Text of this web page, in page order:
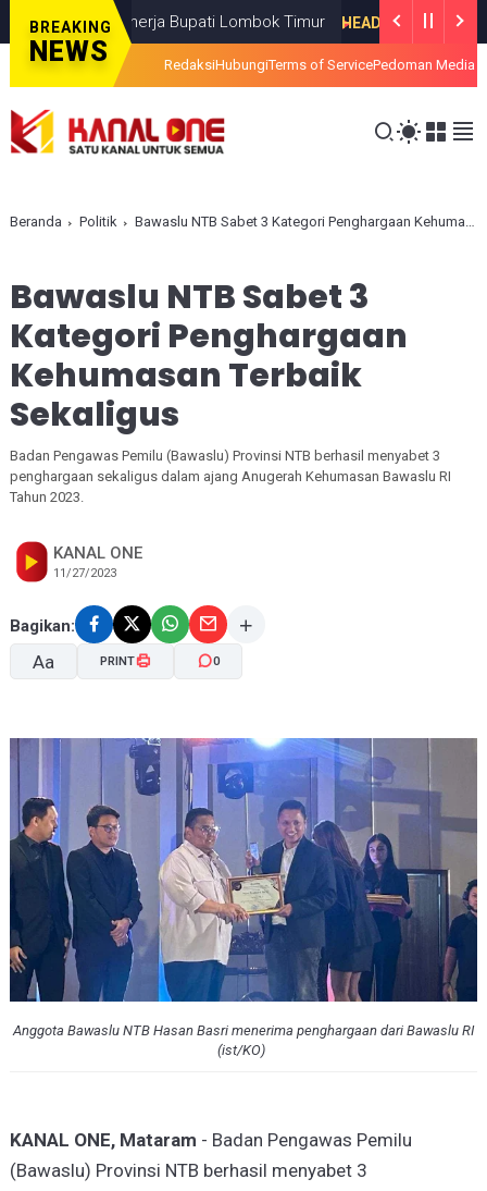
BREAKING
NEWS
Kinerja Bupati Lombok Timur HEADLINE JULY 08, 2026
RedaksiHubungiTerms of ServicePedoman Media
Beranda Politik Bawaslu NTB Sabet 3 Kategori Penghargaan Kehumasan Terbaik Sekaligus
Bawaslu NTB Sabet 3
Kategori Penghargaan
Kehumasan Terbaik
Sekaligus
Badan Pengawas Pemilu (Bawaslu) Provinsi NTB berhasil menyabet 3
penghargaan sekaligus dalam ajang Anugerah Kehumasan Bawaslu RI
Tahun 2023.
KANAL ONE
11/27/2023
Bagikan:
Aa
A- A+
PRINT 0
Anggota Bawaslu NTB Hasan Basri menerima penghargaan dari Bawaslu RI
(ist/KO)
KANAL ONE, Mataram - Badan Pengawas Pemilu
(Bawaslu) Provinsi NTB berhasil menyabet 3